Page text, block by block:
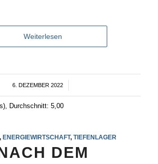
Weiterlesen
6. DEZEMBER 2022
/
Durchschnitt: 5,00
,ENERGIEWIRTSCHAFT,TIEFENLAGER
DEM